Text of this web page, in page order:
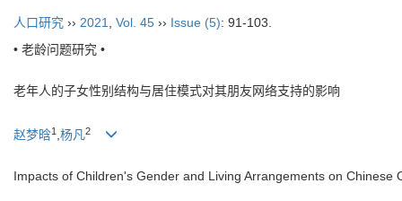
人口研究 ›› 2021 Vol. 45 ›› Issue (5): 91-103.
• 老龄问题研究 •
老年人的子女性别结构与居住模式对其朋友网络支持的影响
赵梦晗1 ,杨凡2
Impacts of Children's Gender and Living Arrangements on Chinese